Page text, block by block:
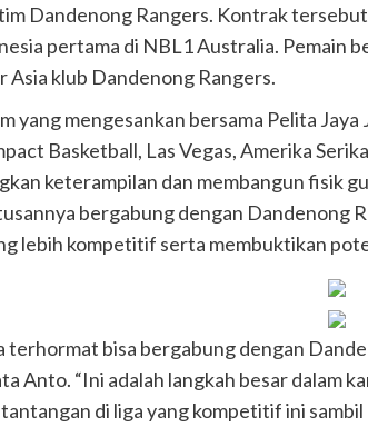
Dandenong Rangers. Kontrak
pertama di NBL1 Australia. Pemain
Asia klub Dandenong Rangers.
yang mengesankan bersama Pelita
Basketball, Las Vegas, Amerika
keterampilan dan membangun fisik
bergabung dengan Dandenong
lebih kompetitif serta membuktikan
terhormat bisa bergabung dengan
Anto. “Ini adalah langkah besar dalam
di liga yang kompetitif ini